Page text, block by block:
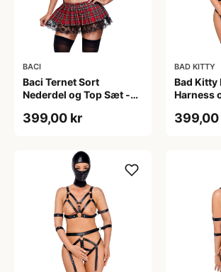
BACI
Baci Ternet Sort
Nederdel og Top Sæt -
399,00 kr
BAD KITTY
Bad Kitty
Harness
399,00